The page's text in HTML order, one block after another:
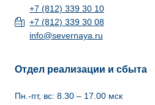
+7 (812) 339 30 10
+7 (812) 339 30 08
info@severnaya.ru
Отдел реализации и сбыта
Пн.-пт, вс: 8.30 – 17.00 мск